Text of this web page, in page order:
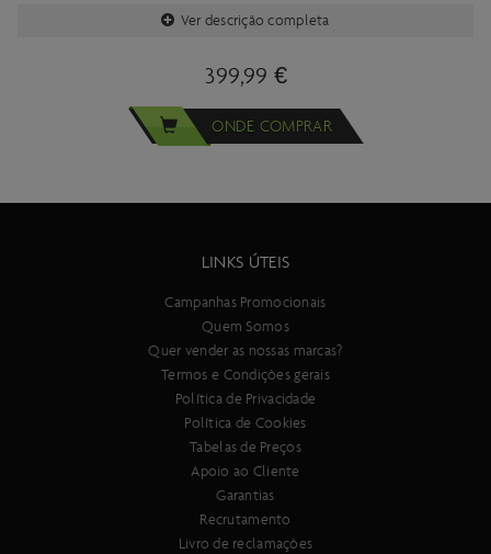
Esta referência tem guiador de 800mm de largura.
Ver descrição completa
399,99 €
ONDE COMPRAR
LINKS ÚTEIS
Campanhas Promocionais
Quem Somos
Quer vender as nossas marcas?
Termos e Condições gerais
Política de Privacidade
Política de Cookies
Tabelas de Preços
Apoio ao Cliente
Garantias
Recrutamento
Livro de reclamações